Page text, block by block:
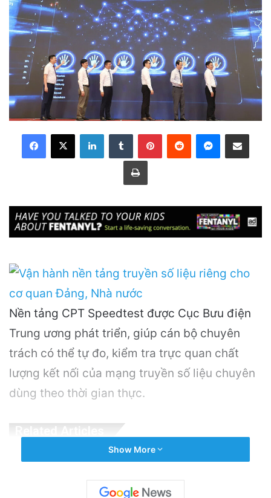
LinkedInTumblr PinterestReddit Messenger
Share via Email
Print
Nền tảng CPT Speedtest được Cục Bưu điện
Trung ương phát triển, giúp cán bộ chuyên
trách có thể tự đo, kiểm tra trực quan chất
lượng kết nối của mạng truyền số liệu chuyên
dùng theo thời gian thực.
Nguyên Nhân Gây Nổ Tên Lửa Trên Bệ
Phóng: Hé Lộ Từ Blue Origin
Show More